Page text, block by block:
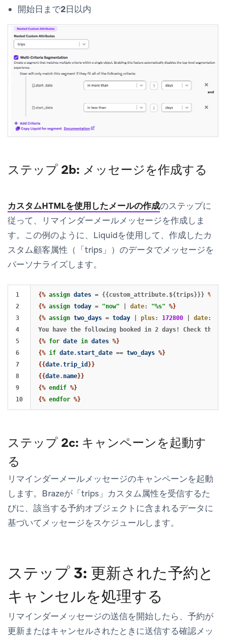
開始日まで2日以内
ステップ 2b: メッセージを作成する
カスタムHTMLを使用したメールの作成のステップに
従って、リマインダーメールメッセージを作成しま
す。この例のように、Liquidを使用して、作成したカ
スタム顧客属性（「trips」）のデータでメッセージを
パーソナライズします。
1
2
3
4
5
6
7
8
9
{% assign dates = {{custom_attribute.${trips}}} %}
{% assign today = "now" date: "%s" %}
{% assign two_days = today plus: 172800 date:
{% for date in dates %}
{% if date. start_date == two_days %}
{{date.trip_id }}
{{date. name}}
{% endif %}
{% endfor %}
ステップ 2c: キャンペーンを起動す
る
リマインダーメールメッセージのキャンペーンを起動
します。Brazeが「trips」カスタム属性を受信するた
びに、該当する予約オブジェクトに含まれるデータに
基づいてメッセージをスケジュールします。
ステップ 3: 更新された予約と
キャンセルを処理する
リマインダーメッセージの送信を開始したら、予約が
更新またはキャンセルされたときに送信する確認メッ